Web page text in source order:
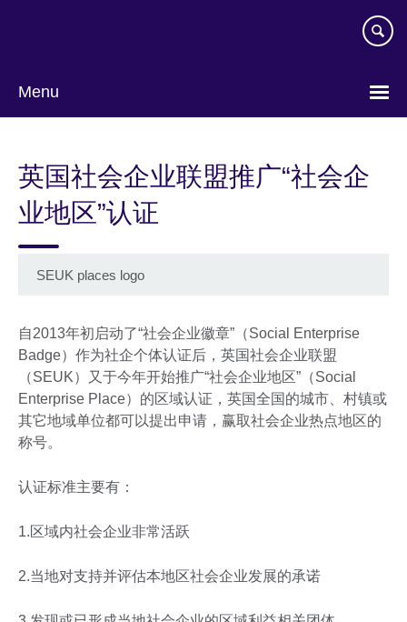
Menu
language
英国社会企业联盟推广“社会企
业地区”认证
SEUK places logo
自2013年初启动了“社会企业徽章”（Social Enterprise
Badge）作为社企个体认证后，英国社会企业联盟
（SEUK）又于今年开始推广“社会企业地区”（Social
Enterprise Place）的区域认证，英国全国的城市、村镇或
其它地域单位都可以提出申请，赢取社会企业热点地区的
称号。
认证标准主要有：
1.区域内社会企业非常活跃
2.当地对支持并评估本地区社会企业发展的承诺